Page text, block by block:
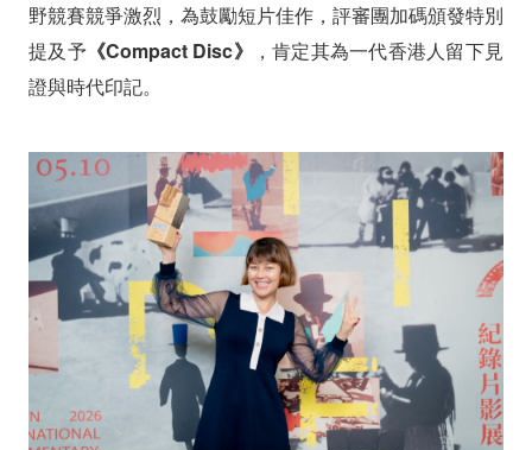
野競賽競爭激烈，為鼓勵短片佳作，評審團加碼頒發特別
提及予 《Compact Disc》
，肯定其為一代香港人留下見
證與時代印記。